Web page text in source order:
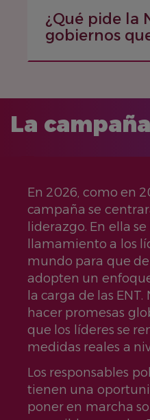
¿Qué pide la
gobiernos
La
En 2026, como en
campaña se
liderazgo. En ella
llamamiento a los
mundo para que
adopten un
la carga de las
hacer promesas
que los líderes se
medidas reales a
Los responsables
tienen una
poner en marcha